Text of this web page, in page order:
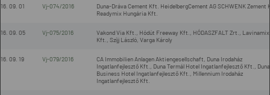
09. 01 Vj-074/2016
Duna-Dráva Cement Kft. HeidelbergCement AG SCHWENK Zement
Readymix Hungária Kft.
09. 05 Vj-075/2016
Vakond Via Kft., Hódút Freeway Kft., HÓDASZFALT Zrt., Lavinamix
Kft., Szíjj László, Varga Károly
09. 19 Vj-079/2016
CA Immobilien Anlagen Aktiengesellschaft, Duna Irodaház
Ingatlanfejlesztő Kft., Duna Termál Hotel Ingatlanfejlesztő Kft., Duna
Business Hotel Ingatlanfejlesztő Kft., Millennium Irodaház
Ingatlanfejlesztő Kft.